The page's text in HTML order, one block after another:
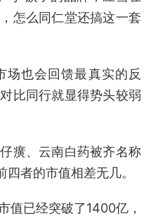
怎么同仁堂还搞这一套
场也会回馈最真实的反
比同行就显得势头较弱
癀、云南白药被齐名称
四者的市值相差无几。
值已经突破了1400亿，